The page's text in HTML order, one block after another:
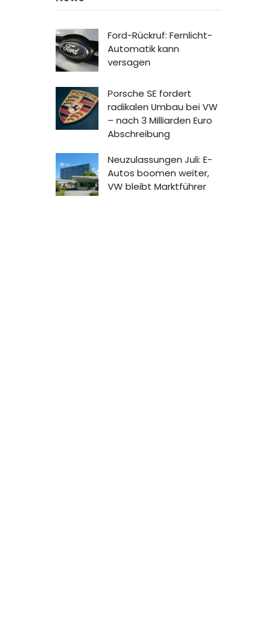
Ford-Rückruf: Fernlicht-
Automatik kann
versagen
Porsche SE fordert
radikalen Umbau bei VW
– nach 3 Milliarden Euro
Abschreibung
Neuzulassungen Juli: E-
Autos boomen weiter,
VW bleibt Marktführer